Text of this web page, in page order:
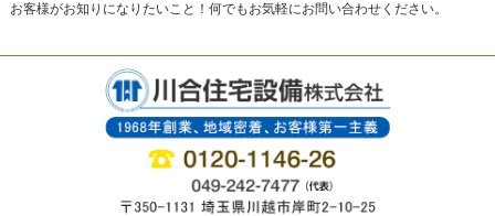
お客様がお知りになりたいこと！何でもお気軽にお問い合わせください。